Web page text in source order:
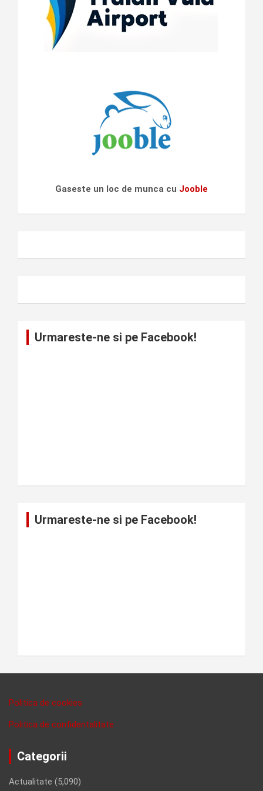
Gaseste un loc de munca cu Jooble
Urmareste-ne si pe Facebook!
Urmareste-ne si pe Facebook!
Politica de cookies
Politica de confidentalitate
Categorii
Actualitate (5,090)